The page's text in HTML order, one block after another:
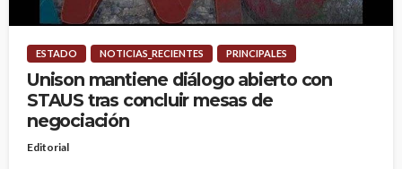
ESTADO NOTICIAS_RECIENTES PRINCIPALES
Unison mantiene diálogo abierto con
STAUS tras concluir mesas de
negociación
Editorial